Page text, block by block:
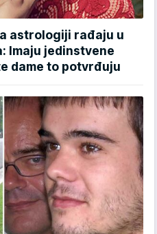
astrologiji rađaju u
Imaju jedinstvene
dame to potvrđuju